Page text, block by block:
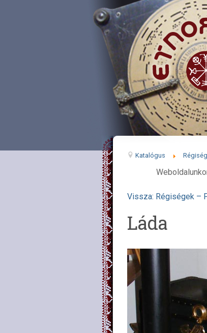
Katalógus
Vissza: Régiségek –
Láda